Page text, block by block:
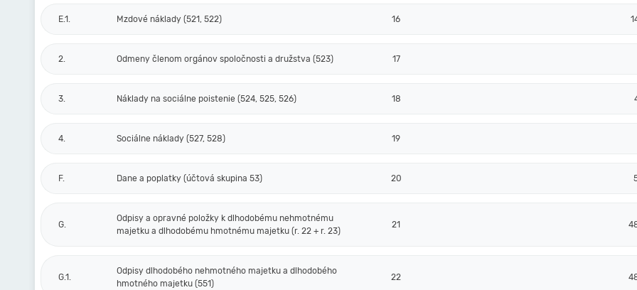
E.1. Mzdové náklady (521, 522) 16
2. Odmeny členom orgánov spoločnosti a družstva (523) 17
3. Náklady na sociálne poistenie (524, 525, 526) 18
4. Sociálne náklady (527, 528) 19
F. Dane a poplatky (účtová skupina 53) 20
G.
Odpisy a opravné položky k dlhodobému nehmotnému
majetku a dlhodobému hmotnému majetku (r. 22 + r. 23)
21
G.1.
Odpisy dlhodobého nehmotného majetku a dlhodobého
hmotného majetku (551)
22